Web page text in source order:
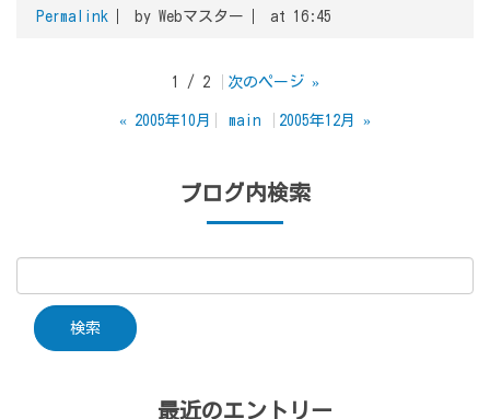
Permalink by Webマスター at 16:45
1 / 2 次のページ »
« 2005年10月 main 2005年12月 »
ブログ内検索
最近のエントリー